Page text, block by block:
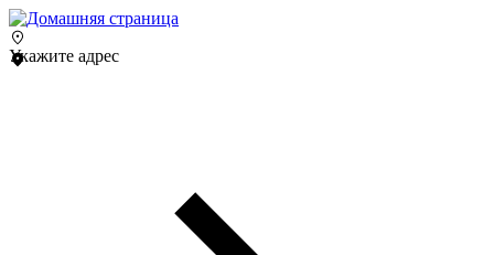
Укажите адрес